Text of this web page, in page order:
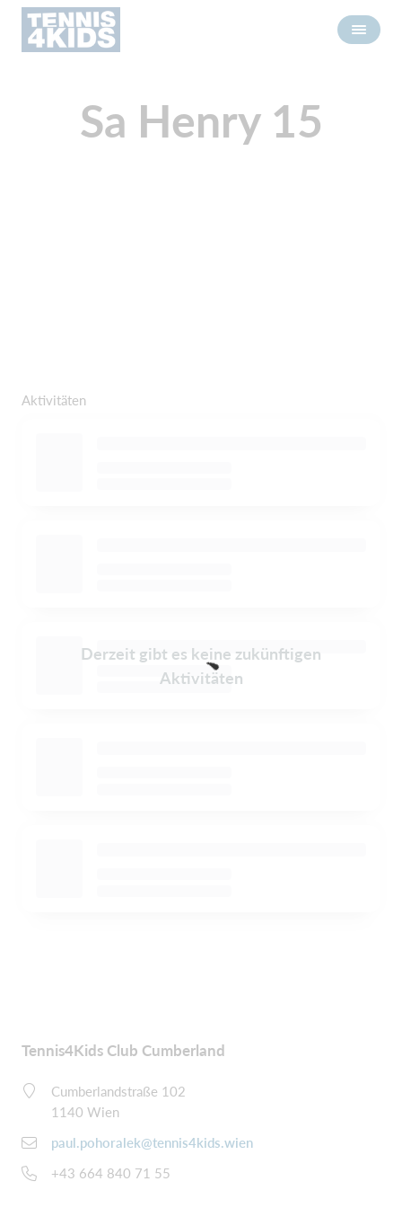
Sa Henry 15
Aktivitäten
Derzeit gibt es keine zukünftigen
Aktivitäten
Tennis4Kids Club Cumberland
Cumberlandstraße 102
1140 Wien
paul.pohoralek@tennis4kids.wien
+43 664 840 71 55